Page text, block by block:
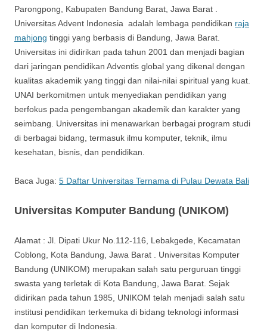
Parongpong, Kabupaten Bandung Barat, Jawa Barat .
Universitas Advent Indonesia adalah lembaga pendidikan raja
mahjong tinggi yang berbasis di Bandung, Jawa Barat.
Universitas ini didirikan pada tahun 2001 dan menjadi bagian
dari jaringan pendidikan Adventis global yang dikenal dengan
kualitas akademik yang tinggi dan nilai-nilai spiritual yang kuat.
UNAI berkomitmen untuk menyediakan pendidikan yang
berfokus pada pengembangan akademik dan karakter yang
seimbang. Universitas ini menawarkan berbagai program studi
di berbagai bidang, termasuk ilmu komputer, teknik, ilmu
kesehatan, bisnis, dan pendidikan.
Baca Juga: 5 Daftar Universitas Ternama di Pulau Dewata Bali
Universitas Komputer Bandung (UNIKOM)
Alamat : Jl. Dipati Ukur No.112-116, Lebakgede, Kecamatan
Coblong, Kota Bandung, Jawa Barat . Universitas Komputer
Bandung (UNIKOM) merupakan salah satu perguruan tinggi
swasta yang terletak di Kota Bandung, Jawa Barat. Sejak
didirikan pada tahun 1985, UNIKOM telah menjadi salah satu
institusi pendidikan terkemuka di bidang teknologi informasi
dan komputer di Indonesia.